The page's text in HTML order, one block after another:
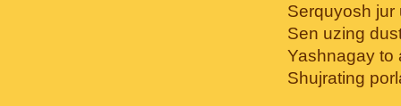
Serquyosh jur
Sen uzing
Yashnagay to
Shujrating